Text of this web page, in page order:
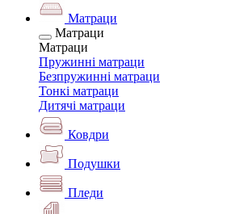
Матраци
Матраци
Матраци
Пружинні матраци
Безпружинні матраци
Тонкі матраци
Дитячі матраци
Ковдри
Подушки
Пледи